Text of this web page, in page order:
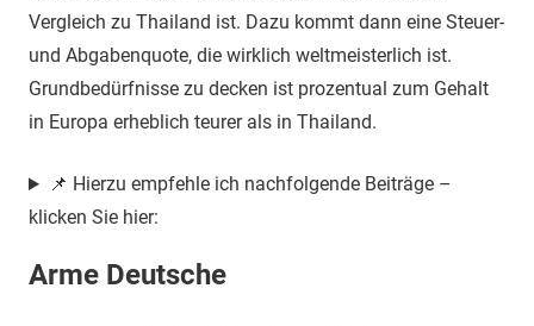
Vergleich zu Thailand ist. Dazu kommt dann eine Steuer-
und Abgabenquote, die wirklich weltmeisterlich ist.
Grundbedürfnisse zu decken ist prozentual zum Gehalt
in Europa erheblich teurer als in Thailand.
📌 Hierzu empfehle ich nachfolgende Beiträge –
klicken Sie hier:
Arme Deutsche